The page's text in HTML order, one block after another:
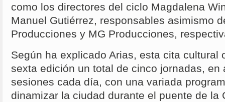
como los directores del ciclo Magdalena
Manuel Gutiérrez, responsables asimismo
Producciones y MG Producciones,
Según ha explicado Arias, esta cita cultural
sexta edición un total de cinco jornadas, en
sesiones cada día, con una variada
dinamizar la ciudad durante el puente de la